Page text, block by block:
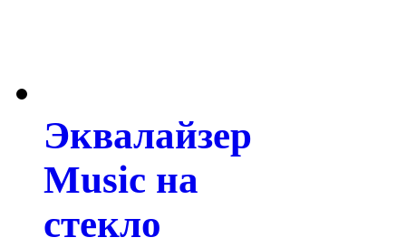
Эквалайзер
Music на
стекло